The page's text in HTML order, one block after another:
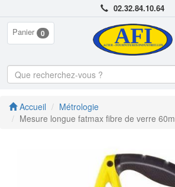
02.32.84.10.64
Panier 0
Accueil
Métrologie
Mesure longue fatmax fibre de verre 60m